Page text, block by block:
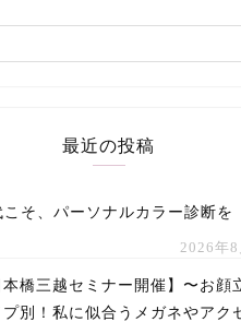
最近の投稿
こそ、パーソナルカラー診断を
2026年8
本橋三越セミナー開催】〜お顔
プ別！私に似合うメガネやアク